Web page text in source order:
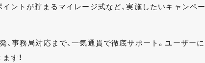
イントが貯まるマイレージ式など、実施したいキャンペー
、事務局対応まで、一気通貫で徹底サポート。ユーザーに
す！